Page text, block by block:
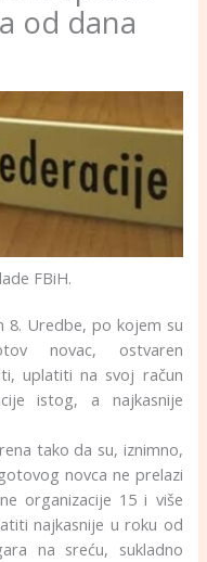
od dana
FBiH.
8. Uredbe, po kojem su
nоvаc, оstvаrеn
uplatiti na svoj račun
istоg, а nајkаsniје
tako da su, iznimno,
nоvcа nе prеlаzi
оrgаnizаciје 15 i višе
nајkаsniје u rоku оd
na sreću, sukladno